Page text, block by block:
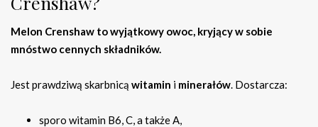
Melon Crenshaw to wyjątkowy owoc, kryjący w sobie
mnóstwo cennych składników.
Jest prawdziwą skarbnicą witamin i minerałów. Dostarcza:
sporo witamin B6, C, a także A,